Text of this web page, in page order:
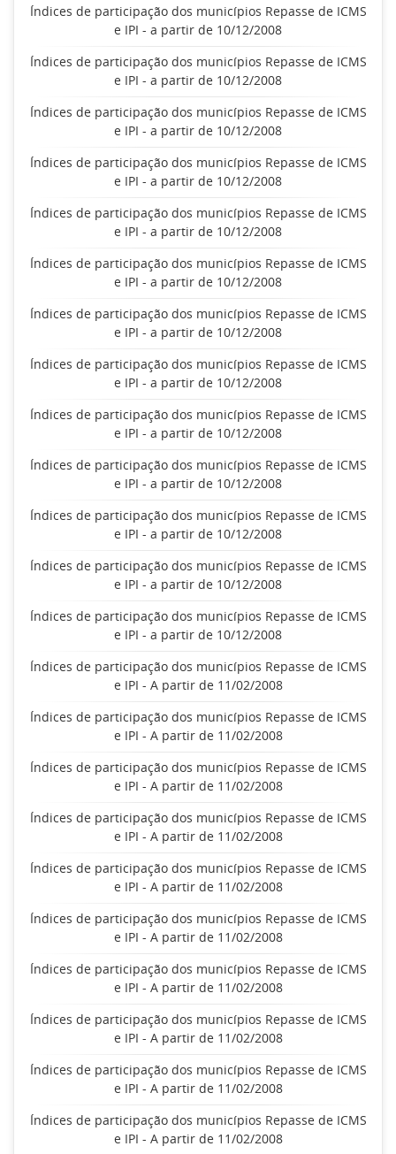
Índices de participação dos municípios Repasse de ICMS
e IPI - a partir de 10/12/2008
Índices de participação dos municípios Repasse de ICMS
e IPI - a partir de 10/12/2008
Índices de participação dos municípios Repasse de ICMS
e IPI - a partir de 10/12/2008
Índices de participação dos municípios Repasse de ICMS
e IPI - a partir de 10/12/2008
Índices de participação dos municípios Repasse de ICMS
e IPI - a partir de 10/12/2008
Índices de participação dos municípios Repasse de ICMS
e IPI - a partir de 10/12/2008
Índices de participação dos municípios Repasse de ICMS
e IPI - a partir de 10/12/2008
Índices de participação dos municípios Repasse de ICMS
e IPI - a partir de 10/12/2008
Índices de participação dos municípios Repasse de ICMS
e IPI - a partir de 10/12/2008
Índices de participação dos municípios Repasse de ICMS
e IPI - a partir de 10/12/2008
Índices de participação dos municípios Repasse de ICMS
e IPI - a partir de 10/12/2008
Índices de participação dos municípios Repasse de ICMS
e IPI - a partir de 10/12/2008
Índices de participação dos municípios Repasse de ICMS
e IPI - a partir de 10/12/2008
Índices de participação dos municípios Repasse de ICMS
e IPI - A partir de 11/02/2008
Índices de participação dos municípios Repasse de ICMS
e IPI - A partir de 11/02/2008
Índices de participação dos municípios Repasse de ICMS
e IPI - A partir de 11/02/2008
Índices de participação dos municípios Repasse de ICMS
e IPI - A partir de 11/02/2008
Índices de participação dos municípios Repasse de ICMS
e IPI - A partir de 11/02/2008
Índices de participação dos municípios Repasse de ICMS
e IPI - A partir de 11/02/2008
Índices de participação dos municípios Repasse de ICMS
e IPI - A partir de 11/02/2008
Índices de participação dos municípios Repasse de ICMS
e IPI - A partir de 11/02/2008
Índices de participação dos municípios Repasse de ICMS
e IPI - A partir de 11/02/2008
Índices de participação dos municípios Repasse de ICMS
e IPI - A partir de 11/02/2008